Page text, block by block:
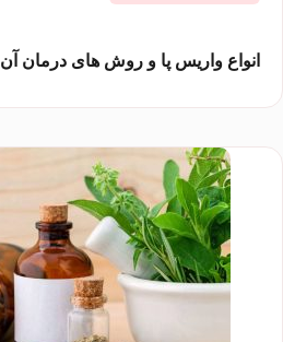
انواع واریس پا و روش های درمان آن